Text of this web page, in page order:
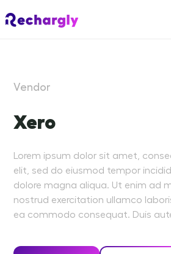
Vendor
Xero
Lorem ipsum dolor sit amet,
elit, sed do eiusmod tempor
dolore magna aliqua. Ut enim ad
nostrud exercitation ullamco
ea commodo consequat. Duis